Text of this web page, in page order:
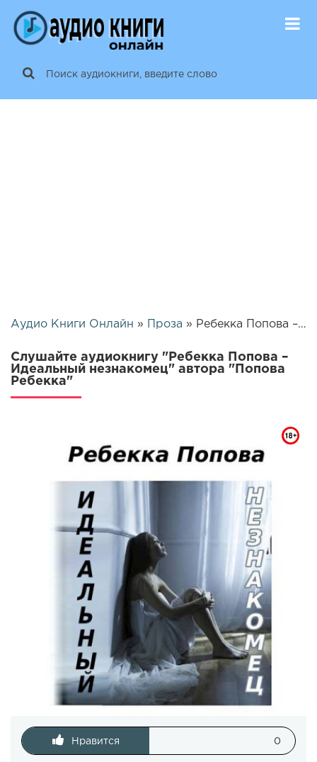
Аудио Книги Онлайн » Проза » Ребекка Попова – Идеальный незнакомец | 26618
Слушайте аудиокнигу "Ребекка Попова –
Идеальный незнакомец" автора "Попова
Ребекка"
Нравится 0